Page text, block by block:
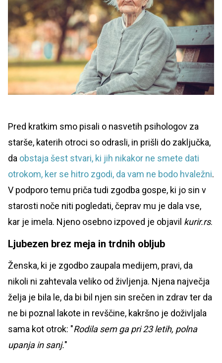
Pred kratkim smo pisali o nasvetih psihologov za
starše, katerih otroci so odrasli, in prišli do zaključka,
da obstaja šest stvari, ki jih nikakor ne smete dati
otrokom, ker se hitro zgodi, da vam ne bodo hvaležni.
V podporo temu priča tudi zgodba gospe, ki jo sin v
starosti noče niti pogledati, čeprav mu je dala vse,
kar je imela. Njeno osebno izpoved je objavil kurir.rs.
Ljubezen brez meja in trdnih obljub
Ženska, ki je zgodbo zaupala medijem, pravi, da
nikoli ni zahtevala veliko od življenja. Njena največja
želja je bila le, da bi bil njen sin srečen in zdrav ter da
ne bi poznal lakote in revščine, kakršno je doživljala
sama kot otrok: "Rodila sem ga pri 23 letih, polna
upanja in sanj."